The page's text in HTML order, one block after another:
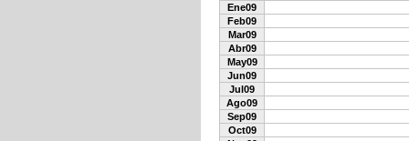
Ene09
Feb09
Mar09
Abr09
May09
Jun09
Jul09
Ago09
Sep09
Oct09